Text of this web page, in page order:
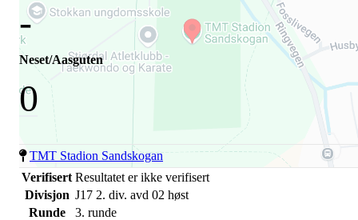
-
Neset/Aasguten
0
TMT Stadion Sandskogan
Verifisert Resultatet er ikke verifisert
Divisjon J17 2. div. avd 02 høst
Runde
3. runde